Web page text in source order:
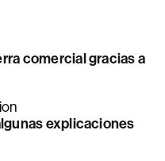
comercial gracias a
explicaciones